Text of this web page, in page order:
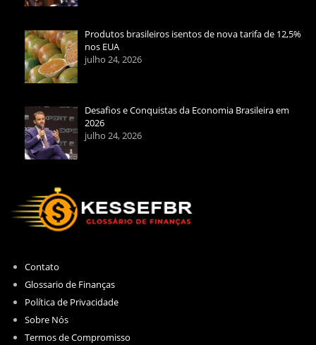
Produtos brasileiros isentos de nova tarifa de 12,5%
nos EUA
julho 24, 2026
Desafios e Conquistas da Economia Brasileira em
2026
julho 24, 2026
Contato
Glossario de Finanças
Política de Privacidade
Sobre Nós
Termos de Compromisso